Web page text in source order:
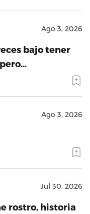
Ago 3, 2026
bajo tener
Ago 3, 2026
Jul 30, 2026
rostro, historia